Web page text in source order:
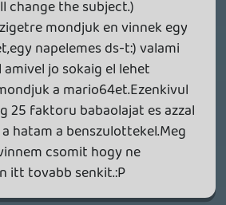
akartam mondani,
nem képvisel
szinvonalat, sőt szvsz
ideje. csak
hogy ha ilyen
ilyen jól kinéző
rá, mint a god of war,
gépet és ezeket a
egyáltalán nem élik meg
a gen. váltást.
feltételezni, hogy
jött el az ideje.